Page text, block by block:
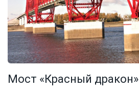
Мост «Красный дракон»